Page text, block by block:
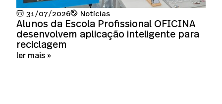
31/07/2026 Notícias
Alunos da Escola Profissional OFICINA
desenvolvem aplicação inteligente para
reciclagem
ler mais »